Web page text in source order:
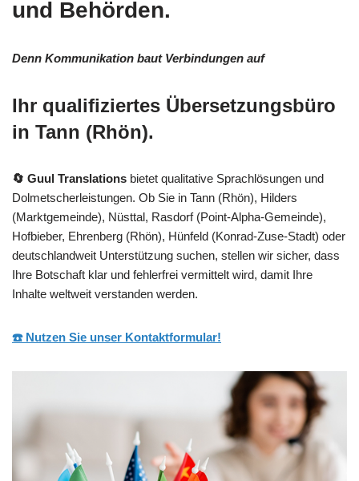
und Behörden.
Denn Kommunikation baut Verbindungen auf
Ihr qualifiziertes Übersetzungsbüro
in Tann (Rhön).
🔄 Guul Translations bietet qualitative Sprachlösungen und
Dolmetscherleistungen. Ob Sie in Tann (Rhön), Hilders
(Marktgemeinde), Nüsttal, Rasdorf (Point-Alpha-Gemeinde),
Hofbieber, Ehrenberg (Rhön), Hünfeld (Konrad-Zuse-Stadt) oder
deutschlandweit Unterstützung suchen, stellen wir sicher, dass
Ihre Botschaft klar und fehlerfrei vermittelt wird, damit Ihre
Inhalte weltweit verstanden werden.
☎️ Nutzen Sie unser Kontaktformular!